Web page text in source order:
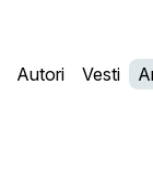
Autori Vesti